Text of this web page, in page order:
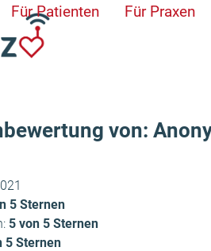
Für Patienten Für Praxen
von:
5 Sternen
5 von 5 Sternen
5 Sternen